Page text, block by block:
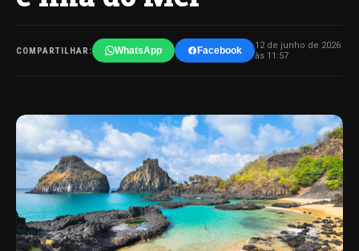
COMPARTILHAR: WhatsApp Facebook
12 de junho de 2026
às 11:57